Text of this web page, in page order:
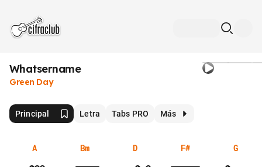
Whatsername
Green Day
Principal Letra Tabs PRO Más
A Bm D F# G